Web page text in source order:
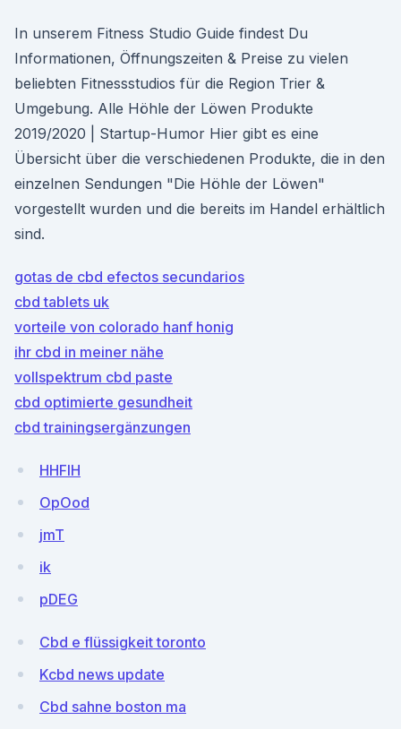
In unserem Fitness Studio Guide findest Du
Informationen, Öffnungszeiten & Preise zu vielen
beliebten Fitnessstudios für die Region Trier &
Umgebung. Alle Höhle der Löwen Produkte
2019/2020 | Startup-Humor Hier gibt es eine
Übersicht über die verschiedenen Produkte, die in den
einzelnen Sendungen "Die Höhle der Löwen"
vorgestellt wurden und die bereits im Handel erhältlich
sind.
gotas de cbd efectos secundarios
cbd tablets uk
vorteile von colorado hanf honig
ihr cbd in meiner nähe
vollspektrum cbd paste
cbd optimierte gesundheit
cbd trainingsergänzungen
HHFlH
OpOod
jmT
ik
pDEG
Cbd e flüssigkeit toronto
Kcbd news update
Cbd sahne boston ma